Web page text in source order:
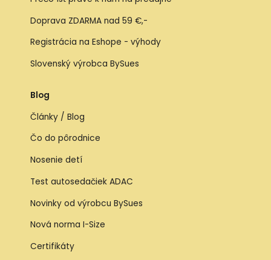
Doprava ZDARMA nad 59 €,-
Registrácia na Eshope - výhody
Slovenský výrobca BySues
Blog
Články / Blog
Čo do pôrodnice
Nosenie detí
Test autosedačiek ADAC
Novinky od výrobcu BySues
Nová norma I-Size
Certifikáty